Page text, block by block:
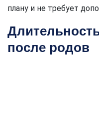
плану и не требует
после родов